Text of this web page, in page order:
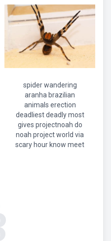
spider wandering
aranha brazilian
animals erection
deadliest deadly most
gives projectnoah do
noah project world via
scary hour know meet